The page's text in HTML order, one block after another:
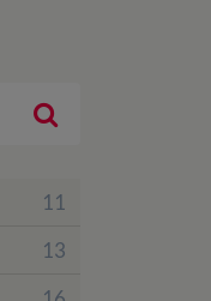
11
13